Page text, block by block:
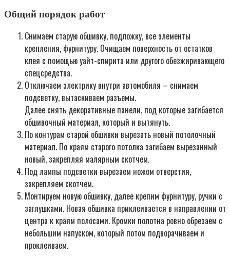
Общий порядок работ
Снимаем старую обшивку, подложку, все элементы
крепления, фурнитуру. Очищаем поверхность от остатков
клея с помощью уайт-спирита или другого обезжиривающего
спецсредства.
Отключаем электрику внутри автомобиля – снимаем
подсветку, вытаскиваем разъемы.
Далее снять декоративные панели, под которые загибается
обшивочный материал, который и вытянуть.
По контурам старой обшивки вырезать новый потолочный
материал. По краям старого потолка загибаем вырезанный
новый, закрепляя малярным скотчем.
Под лампы подсветки вырезаем ножом отверстия,
закрепляем скотчем.
Монтируем новую обшивку, далее крепим фурнитуру, ручки с
заглушками. Новая обшивка приклеивается в направлении от
центра к краям полосами. Кромки полотна ровно обрезаем с
небольшим напуском, который потом подворачиваем и
проклеиваем.